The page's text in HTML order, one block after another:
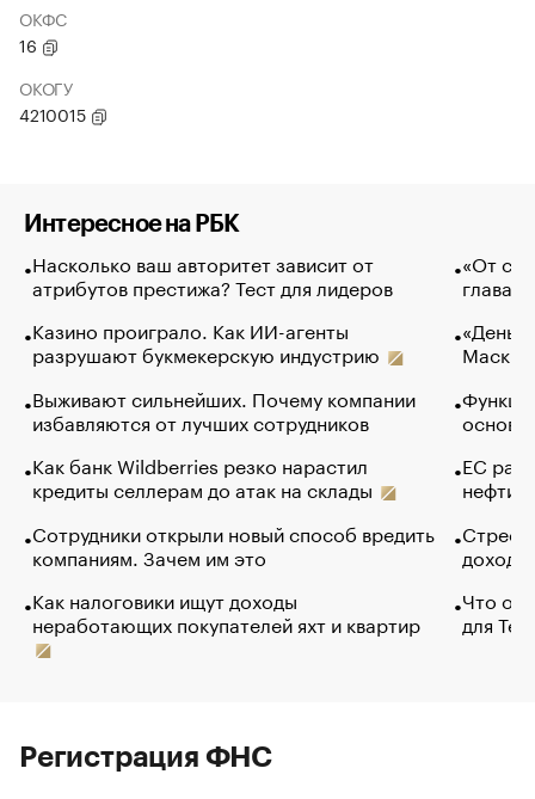
ОКФС
16
ОКОГУ
4210015
Интересное на РБК
Насколько ваш авторитет зависит от
атрибутов престижа? Тест для лидеров
Казино проиграло. Как ИИ-агенты
разрушают букмекерскую индустрию
Выживают сильнейших. Почему компании
избавляются от лучших сотрудников
Как банк Wildberries резко нарастил
кредиты селлерам до атак на склады
Сотрудники открыли новый способ вредить
компаниям. Зачем им это
Как налоговики ищут доходы
неработающих покупателей яхт и квартир
«От
глава
Маск в
основ
ЕС
нефти
Что
для
Регистрация ФНС